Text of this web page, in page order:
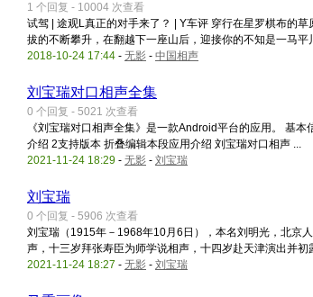
1 个回复 - 10004 次查看
试驾 | 途观L真正的对手来了？ | Y车评 穿行在星罗棋布的
拔的不断攀升，在翻越下一座山后，迎接你的不知是一马平
2018-10-24 17:44 - 无影 - 中国相声
刘宝瑞对口相声全集
0 个回复 - 5021 次查看
《刘宝瑞对口相声全集》是一款Android平台的应用。 基
介绍 2支持版本 折叠编辑本段应用介绍 刘宝瑞对口相声 ...
2021-11-24 18:29 - 无影 - 刘宝瑞
刘宝瑞
0 个回复 - 5906 次查看
刘宝瑞（1915年－1968年10月6日），本名刘明光，北京
声，十三岁拜张寿臣为师学说相声，十四岁赴天津演出并初
2021-11-24 18:27 - 无影 - 刘宝瑞